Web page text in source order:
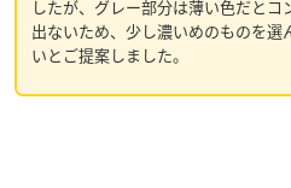
したが、グレー部分は薄い色だとコ
出ないため、少し濃いめのものを選
いとご提案しました。